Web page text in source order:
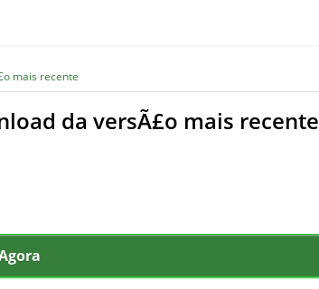
mais recente
da versÃ£o mais recente